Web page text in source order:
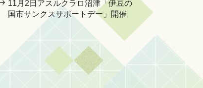
11月2日アスルクラロ沼津「伊豆の
国市サンクスサポートデー」開催